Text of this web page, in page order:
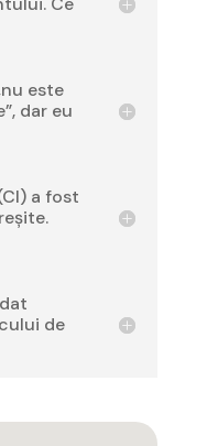
este
dar eu
a fost
de